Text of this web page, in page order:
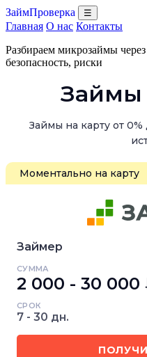
ЗаймПроверка ☰
Главная О нас Контакты
Разбираем микрозаймы
безопасность, риски
Займы
Займы на карту от
Моментально на карту
Займер
СУММА
2 000 - 30 000
СРОК
7 - 30 дн.